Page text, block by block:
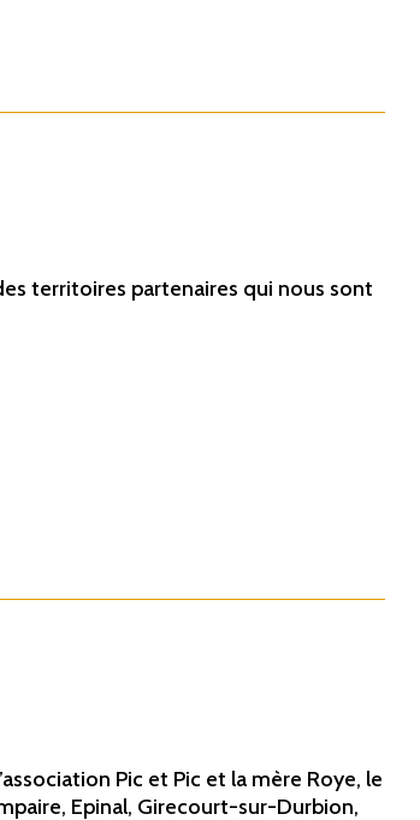
territoires partenaires qui nous sont
Pic et Pic et la mère Roye, le
Epinal, Girecourt-sur-Durbion,